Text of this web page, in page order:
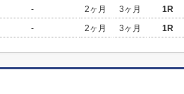
- 2ヶ月 3ヶ月 1R
- 2ヶ月 3ヶ月 1R